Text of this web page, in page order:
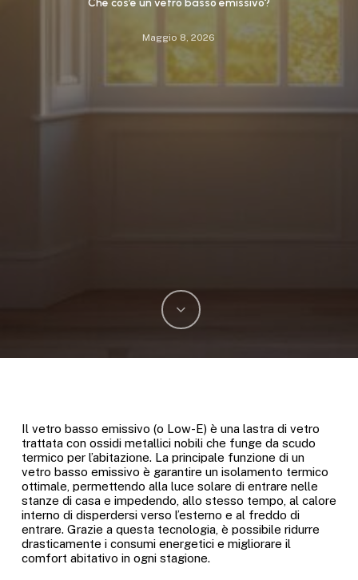
Maggio 8, 2026
Il vetro basso emissivo (o Low-E) è una lastra di vetro
trattata con ossidi metallici nobili che funge da scudo
termico per l’abitazione. La principale funzione di un
vetro basso emissivo è garantire un isolamento termico
ottimale, permettendo alla luce solare di entrare nelle
stanze di casa e impedendo, allo stesso tempo, al calore
interno di disperdersi verso l’esterno e al freddo di
entrare. Grazie a questa tecnologia, è possibile ridurre
drasticamente i consumi energetici e migliorare il
comfort abitativo in ogni stagione.